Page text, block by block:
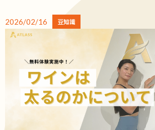
2026/02/16 豆知識